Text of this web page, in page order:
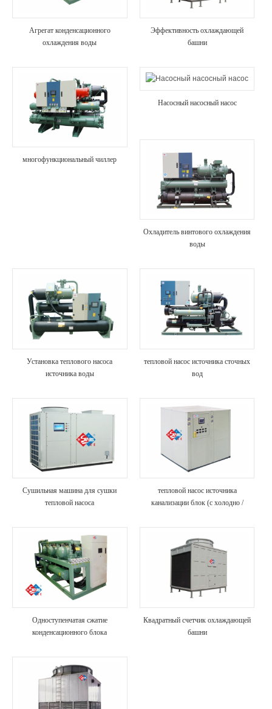
Агрегат конденсационного
охлаждения воды
Эффективность охлаждающей
башни
многофункциональный чиллер
Насосный насосный насос
Охладитель винтового охлаждения
воды
Установка теплового насоса
источника воды
тепловой насос источника сточных
вод
Сушильная машина для сушки
тепловой насоса
тепловой насос источника
канализации блок (с холодно /
Одноступенчатая сжатие
конденсационного блока
Квадратный счетчик охлаждающей
башни